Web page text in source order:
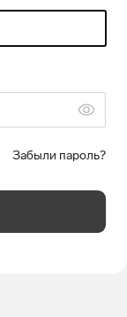
Забыли пароль?